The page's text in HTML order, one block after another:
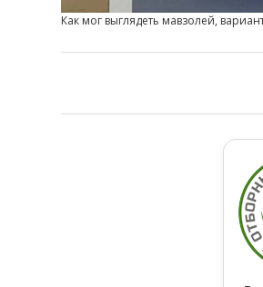
Как мог выглядеть мавзолей,